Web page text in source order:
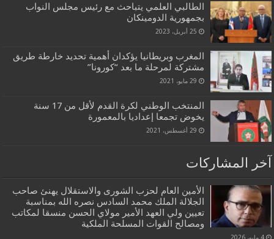
الطالبي العلمي يتباحث مع رئيس مجلس النواب
بجمهورية الدومينكان
25 أبريل، 2023
المغرب وبريطانيا يؤكدان أهمية تحديد خارطة طريق
مشتركة لمرحلة ما بعد “كورونا”
29 مايو، 2021
المنتخب الوطني لكرة القدم لأقل من 17 سنة
يخوض تجمعا إعداديا بالمعمورة
29 أغسطس، 2021
آخر المشاركات
الأمين العام لحزب الشورى والاستقلال يهنئ صاحب
الجلالة الملك محمد السادس نصره الله بمناسبة
تعيين ولي العهد الأمير مولاي الحسن منسقا لمكاتب
ومصالح القوات المسلحة الملكية
4 مايو، 2026